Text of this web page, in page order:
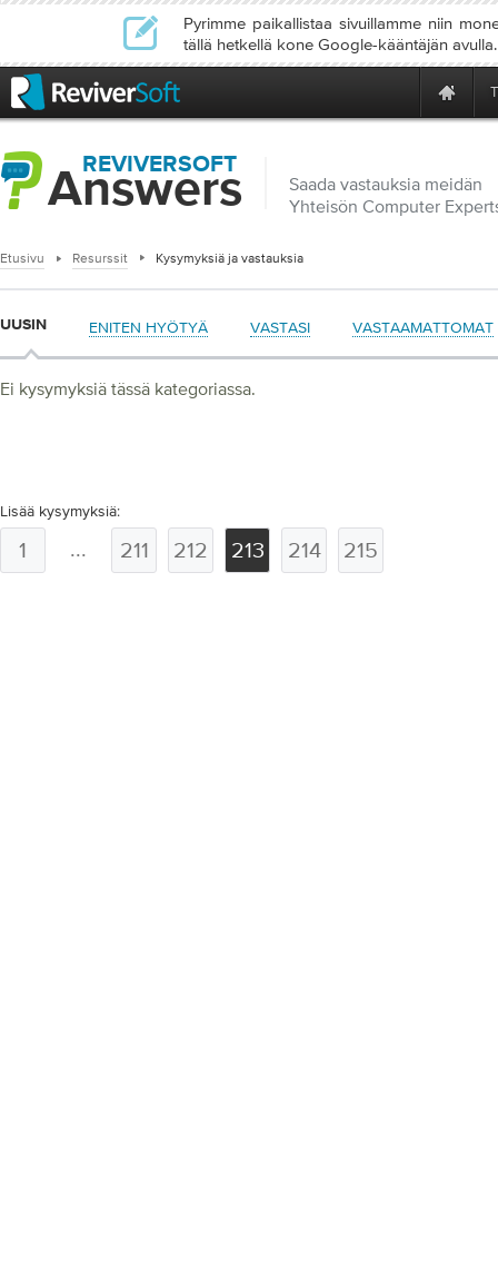
Pyrimme paikallistaa sivuillamme niin
tällä hetkellä kone Google-kääntäjän avulla.
REVIVERSOFT
Answers
Saada vastauksia meidän
Yhteisön Computer
Etusivu Resurssit Kysymyksiä ja vastauksia
UUSIN ENITEN HYÖTYÄ VASTASI VASTAAMATTOMAT
Ei kysymyksiä tässä kategoriassa.
Lisää kysymyksiä:
1 ... 211 212 213 214 215